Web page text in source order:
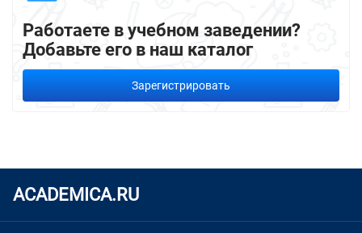
Работаете в учебном заведении?
Добавьте его в наш каталог
Зарегистрировать
ACADEMICA.RU